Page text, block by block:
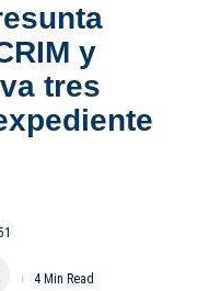
y
tres
4 Min Read